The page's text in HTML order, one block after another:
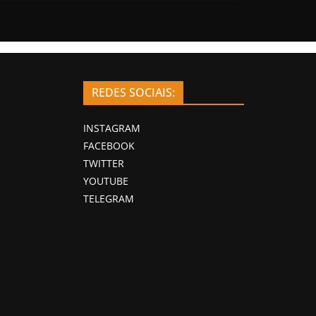
REDES SOCIAIS:
INSTAGRAM
FACEBOOK
TWITTER
YOUTUBE
TELEGRAM